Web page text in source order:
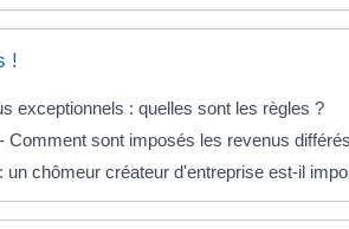
!
exceptionnels : quelles sont les règles ?
Comment sont imposés les revenus
un chômeur créateur d'entreprise est-il